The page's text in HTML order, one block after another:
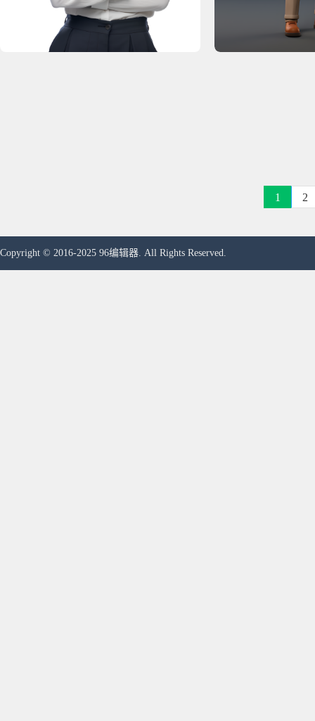
1 2
Copyright © 2016-2025 96编辑器. All Rights Reserved.